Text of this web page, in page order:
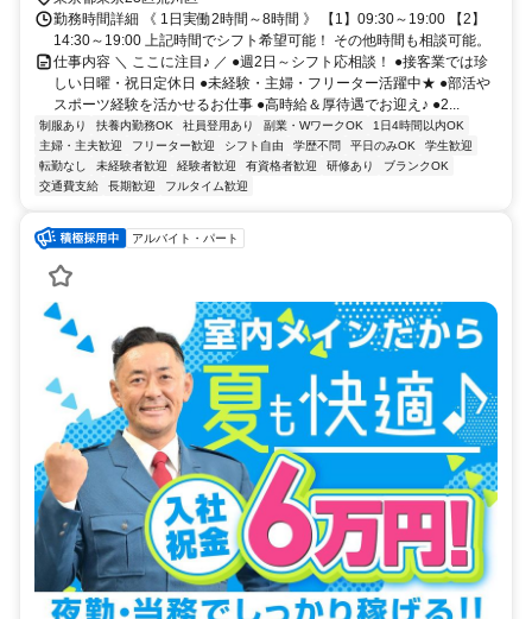
勤務時間詳細 《 1日実働2時間～8時間 》 【1】09:30～19:00 【2】
14:30～19:00 上記時間でシフト希望可能！ その他時間も相談可能。
仕事内容 ＼ ここに注目♪ ／ ●週2日～シフト応相談！ ●接客業では珍
しい日曜・祝日定休日 ●未経験・主婦・フリーター活躍中★ ●部活や
スポーツ経験を活かせるお仕事 ●高時給＆厚待遇でお迎え♪ ●2...
制服あり 扶養内勤務OK 社員登用あり 副業・WワークOK
1日4時間以内OK
主婦・主夫歓迎
フリーター歓迎 シフト自由 学歴不問 平日のみOK
学生歓迎
転勤なし
未経験者歓迎 経験者歓迎 有資格者歓迎 研修あり
ブランクOK
交通費支給
長期歓迎 フルタイム歓迎
アルバイト・パート